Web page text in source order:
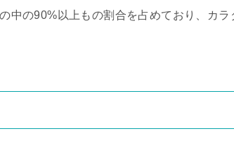
中の90%以上もの割合を占めており、カ